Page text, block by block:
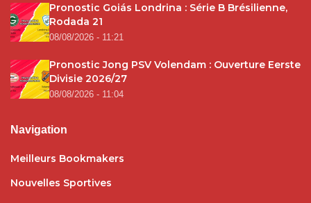
Pronostic Goiás Londrina : Série B Brésilienne,
Rodada 21
08/08/2026 - 11:21
Pronostic Jong PSV Volendam : Ouverture Eerste
Divisie 2026/27
08/08/2026 - 11:04
Navigation
Meilleurs Bookmakers
Nouvelles Sportives